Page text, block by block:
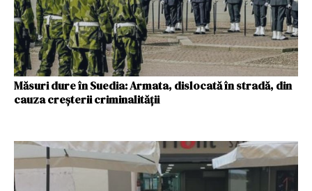
Măsuri dure în Suedia: Armata, dislocată în stradă, din
cauza creșterii criminalității